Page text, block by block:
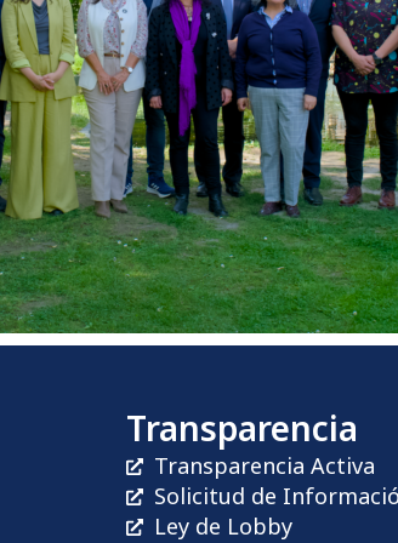
Transparencia
Transparencia Activa
Solicitud de
Ley de Lobby